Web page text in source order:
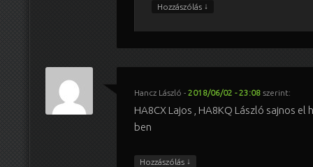
Hozzászólás ↓
Hancz László - 2018/06/02 - 23:08 szerint:
HA8CX Lajos , HA8KQ László sajnos el
ben
Hozzászólás ↓